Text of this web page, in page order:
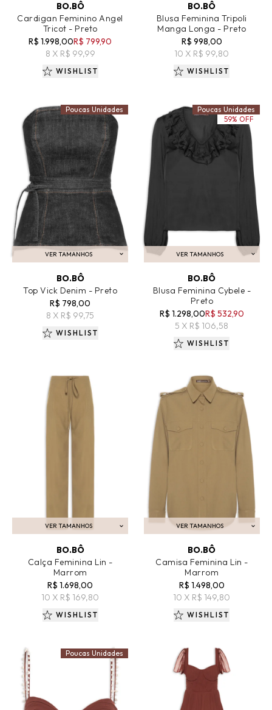
BO.BÔ
Cardigan Feminino Angel
Tricot - Preto
R$ 1.998,00R$ 799,90
8 X R$ 99,99
WISHLIST
BO.BÔ
Blusa Feminina Tripoli
Manga Longa - Preto
R$ 998,00
10 X R$ 99,80
WISHLIST
VER TAMANHOS
ADICIONAR AO CARRINHO
BO.BÔ
Top Vick Denim - Preto
R$ 798,00
8 X R$ 99,75
Poucas Unidades
WISHLIST
VER TAMANHOS
ADICIONAR AO CARRINHO
BO.BÔ
Blusa Feminina Cybele -
Preto
R$ 1.298,00R$ 532,90
5 X R$ 106,58
Poucas Unidades
59% OFF
WISHLIST
VER TAMANHOS
ADICIONAR AO CARRINHO
BO.BÔ
Calça Feminina Lin -
Marrom
R$ 1.698,00
10 X R$ 169,80
WISHLIST
VER TAMANHOS
ADICIONAR AO CARRINHO
BO.BÔ
Camisa Feminina Lin -
Marrom
R$ 1.498,00
10 X R$ 149,80
WISHLIST
Poucas Unidades